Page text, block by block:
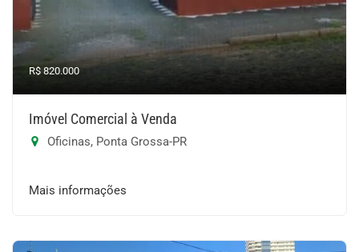
R$ 820.000
Imóvel Comercial à Venda
Oficinas, Ponta Grossa-PR
Mais informações